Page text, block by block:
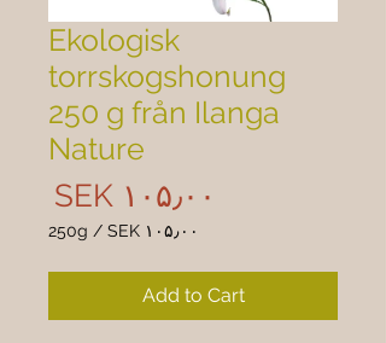
Ekologisk
torrskogshonung
250 g från Ilanga
Nature
‎SEK ۱۰۵٫۰۰
‎SEK ۱۰۵٫۰۰ /
250g
Add to Cart